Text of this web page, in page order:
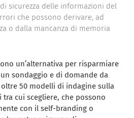
sicurezza delle informazioni del
che possono derivare, ad
o dalla mancanza di memoria
un’alternativa per risparmiare
sondaggio e di domande da
50 modelli di indagine sulla
cui scegliere, che possono
con il self-branding o